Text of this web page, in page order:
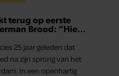
terug op eerste
Brood: “Hier
25 jaar geleden dat
na zijn sprong van het
In een openhartig